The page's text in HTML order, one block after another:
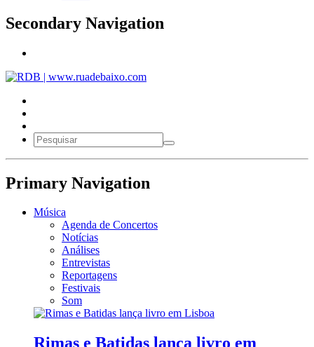
Secondary Navigation
Primary Navigation
Música
Agenda de Concertos
Notícias
Análises
Entrevistas
Reportagens
Festivais
Som
Rimas e Batidas lança livro em